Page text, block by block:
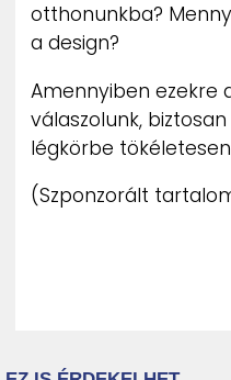
otthonunkba?
a design?
Amennyiben ezekre
válaszolunk,
légkörbe
(Szponzorált